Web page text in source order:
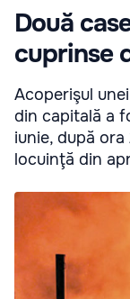
Două
cuprinse
Acoperişul
din capitală a
iunie, după
locuinţă din